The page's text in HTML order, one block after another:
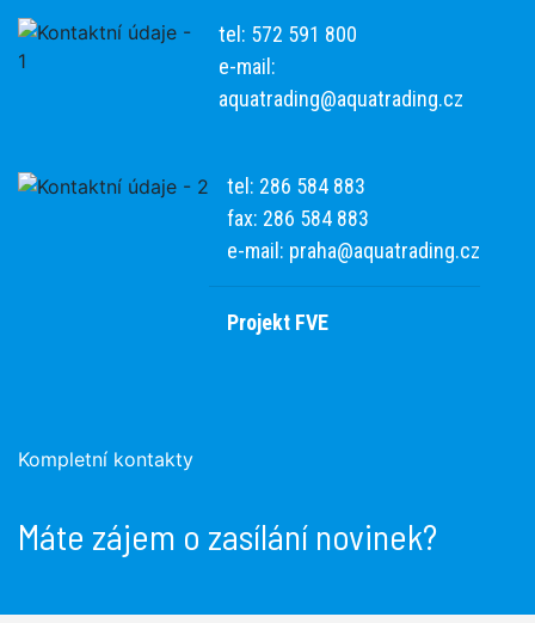
tel: 572 591 800
e-mail:
aquatrading@aquatrading.cz
tel: 286 584 883
fax: 286 584 883
e-mail: praha@aquatrading.cz
Projekt FVE
Kompletní kontakty
Máte zájem o zasílání novinek?